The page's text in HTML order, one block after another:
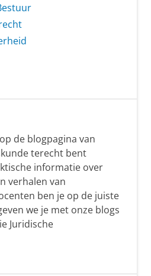
de blogpagina van
terecht bent
informatie over
verhalen van
ben je op de juiste
we je met onze blogs
Juridische